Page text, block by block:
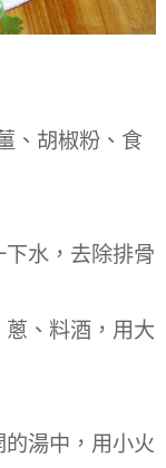
、胡椒粉、食
水，去除排骨
、料酒，用大
湯中，用小火